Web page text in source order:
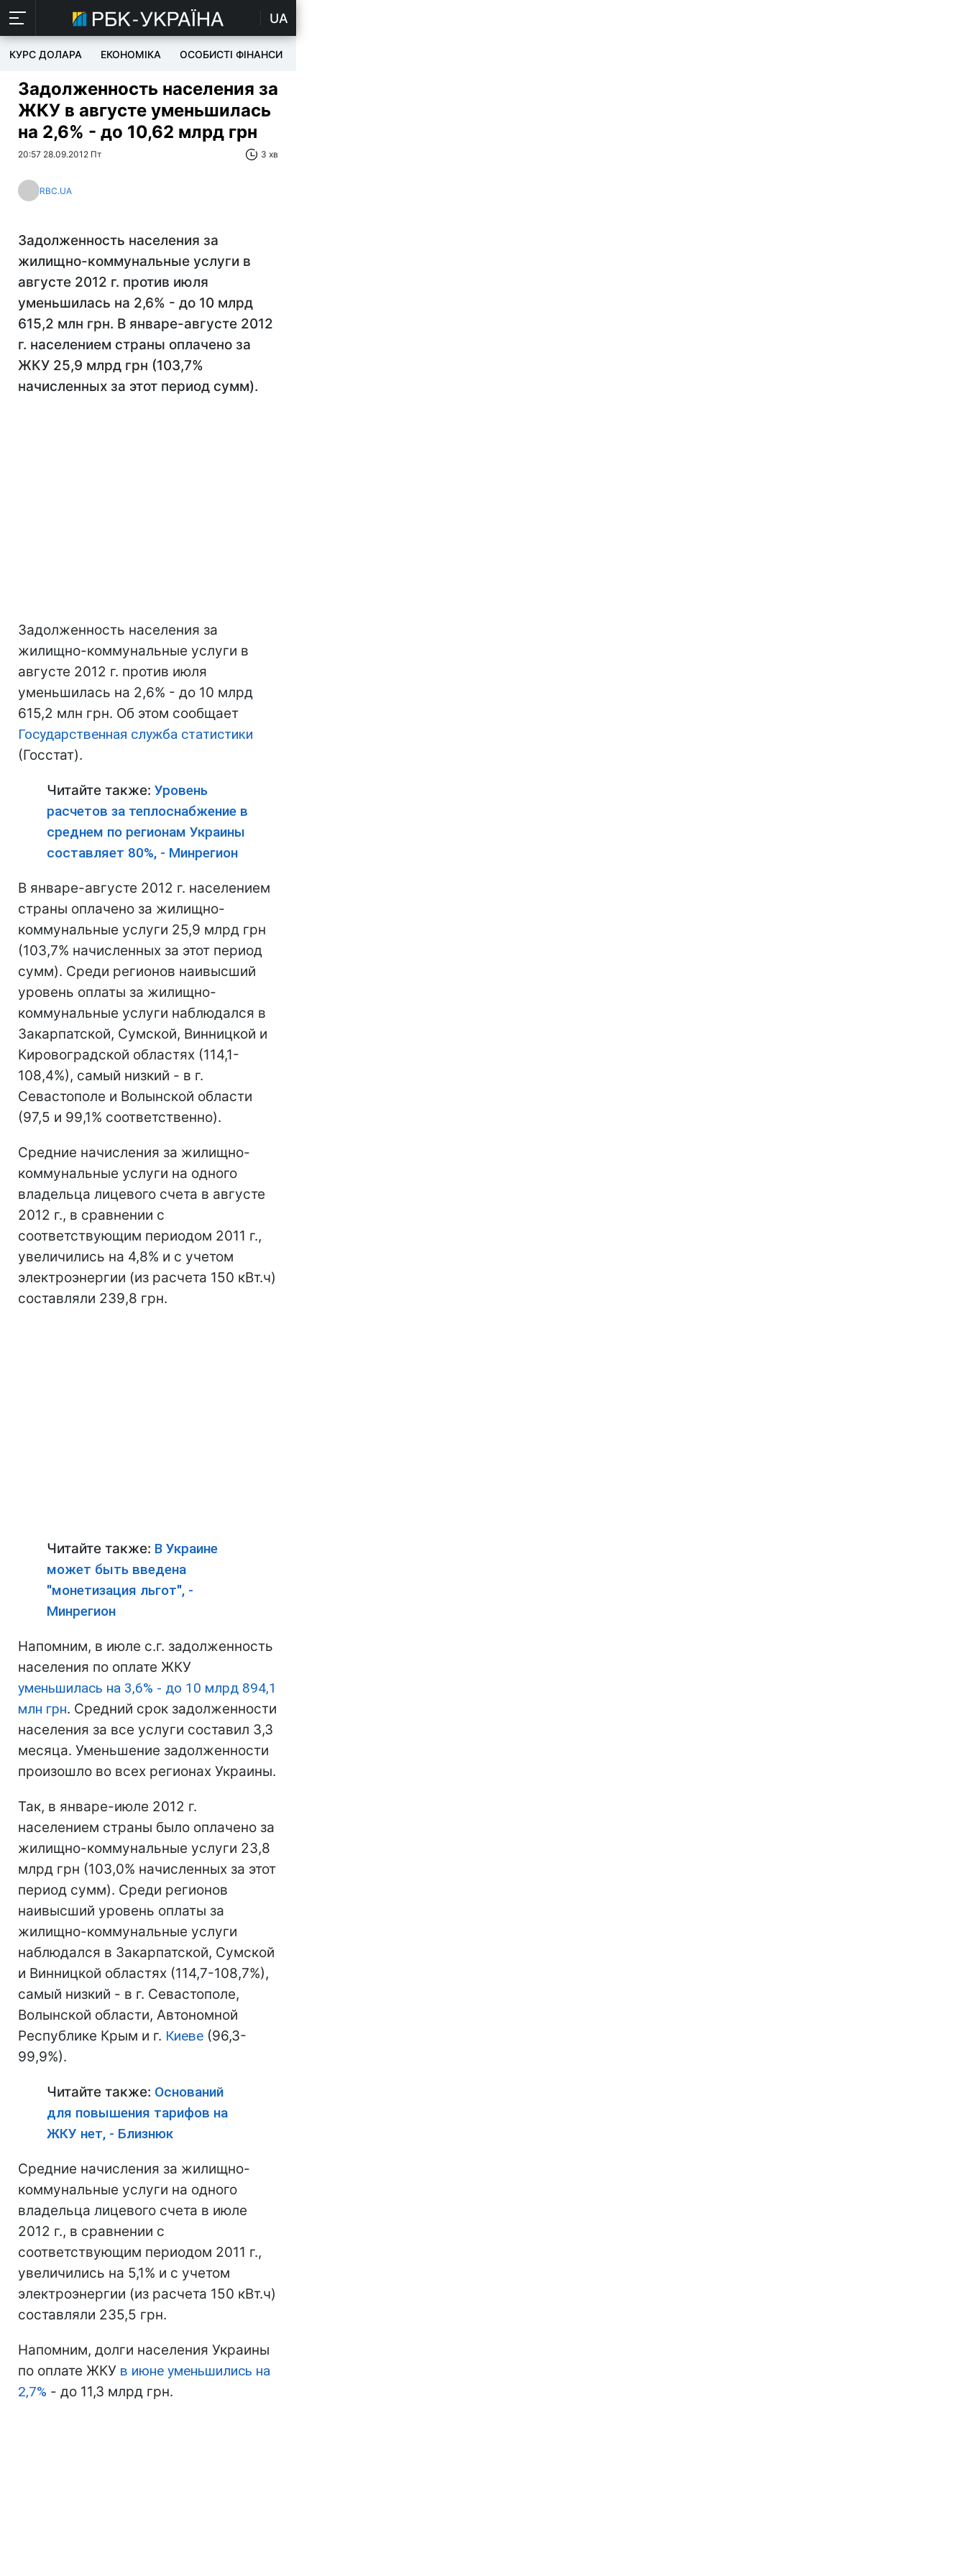
UA
КУРС ДОЛАРА ЕКОНОМІКА ОСОБИСТІ ФІНАНСИ
Задолженность населения за
ЖКУ в августе уменьшилась
на 2,6% - до 10,62 млрд грн
20:57 28.09.2012 Пт 3 хв
RBC.UA
Задолженность населения за
жилищно-коммунальные услуги в
августе 2012 г. против июля
уменьшилась на 2,6% - до 10 млрд
615,2 млн грн. В январе-августе 2012
г. населением страны оплачено за
ЖКУ 25,9 млрд грн (103,7%
начисленных за этот период сумм).
Задолженность населения за
жилищно-коммунальные услуги в
августе 2012 г. против июля
уменьшилась на 2,6% - до 10 млрд
615,2 млн грн. Об этом сообщает
Государственная служба статистики
(Госстат).
Читайте также: Уровень
расчетов за теплоснабжение в
среднем по регионам Украины
составляет 80%, - Минрегион
В январе-августе 2012 г. населением
страны оплачено за жилищно-
коммунальные услуги 25,9 млрд грн
(103,7% начисленных за этот период
сумм). Среди регионов наивысший
уровень оплаты за жилищно-
коммунальные услуги наблюдался в
Закарпатской, Сумской, Винницкой и
Кировоградской областях (114,1-
108,4%), самый низкий - в г.
Севастополе и Волынской области
(97,5 и 99,1% соответственно).
Средние начисления за жилищно-
коммунальные услуги на одного
владельца лицевого счета в августе
2012 г., в сравнении с
соответствующим периодом 2011 г.,
увеличились на 4,8% и с учетом
электроэнергии (из расчета 150 кВт.ч)
составляли 239,8 грн.
Читайте также: В Украине
может быть введена
"монетизация льгот", -
Минрегион
Напомним, в июле с.г. задолженность
населения по оплате ЖКУ
уменьшилась на 3,6% - до 10 млрд 894,1
млн грн. Средний срок задолженности
населения за все услуги составил 3,3
месяца. Уменьшение задолженности
произошло во всех регионах Украины.
Так, в январе-июле 2012 г.
населением страны было оплачено за
жилищно-коммунальные услуги 23,8
млрд грн (103,0% начисленных за этот
период сумм). Среди регионов
наивысший уровень оплаты за
жилищно-коммунальные услуги
наблюдался в Закарпатской, Сумской
и Винницкой областях (114,7-108,7%),
самый низкий - в г. Севастополе,
Волынской области, Автономной
Республике Крым и г. Киеве (96,3-
99,9%).
Читайте также: Оснований
для повышения тарифов на
ЖКУ нет, - Близнюк
Средние начисления за жилищно-
коммунальные услуги на одного
владельца лицевого счета в июле
2012 г., в сравнении с
соответствующим периодом 2011 г.,
увеличились на 5,1% и с учетом
электроэнергии (из расчета 150 кВт.ч)
составляли 235,5 грн.
Напомним, долги населения Украины
по оплате ЖКУ в июне уменьшились на
2,7% - до 11,3 млрд грн.